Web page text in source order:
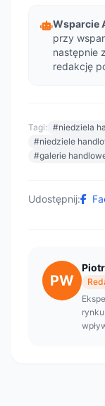
Wsparcie
przy
następnie
redakcję
Tagi: #niedziela
#niedziele
#galerie
Udostępnij:
PW